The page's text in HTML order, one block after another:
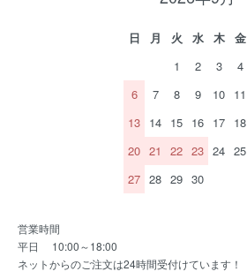
日 月 火 水 木 金
1
2 3 4
6
7 8 9 10 11
13 14 15 16 17 18
20 21 22 23 24 25
27 28 29 30
営業時間
平日 10:00～18:00
ネットからのご注文は24時間受付けています！